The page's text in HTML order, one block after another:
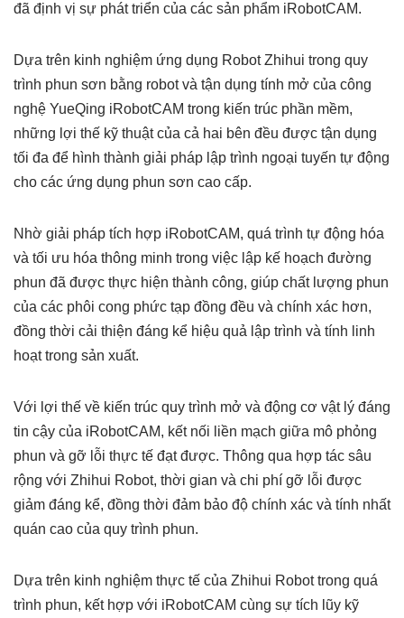
đã định vị sự phát triển của các sản phẩm iRobotCAM.
Dựa trên kinh nghiệm ứng dụng Robot Zhihui trong quy
trình phun sơn bằng robot và tận dụng tính mở của công
nghệ YueQing iRobotCAM trong kiến ​​trúc phần mềm,
những lợi thế kỹ thuật của cả hai bên đều được tận dụng
tối đa để hình thành giải pháp lập trình ngoại tuyến tự động
cho các ứng dụng phun sơn cao cấp.
Nhờ giải pháp tích hợp iRobotCAM, quá trình tự động hóa
và tối ưu hóa thông minh trong việc lập kế hoạch đường
phun đã được thực hiện thành công, giúp chất lượng phun
của các phôi cong phức tạp đồng đều và chính xác hơn,
đồng thời cải thiện đáng kể hiệu quả lập trình và tính linh
hoạt trong sản xuất.
Với lợi thế về kiến ​​trúc quy trình mở và động cơ vật lý đáng
tin cậy của iRobotCAM, kết nối liền mạch giữa mô phỏng
phun và gỡ lỗi thực tế đạt được. Thông qua hợp tác sâu
rộng với Zhihui Robot, thời gian và chi phí gỡ lỗi được
giảm đáng kể, đồng thời đảm bảo độ chính xác và tính nhất
quán cao của quy trình phun.
Dựa trên kinh nghiệm thực tế của Zhihui Robot trong quá
trình phun, kết hợp với iRobotCAM cùng sự tích lũy kỹ